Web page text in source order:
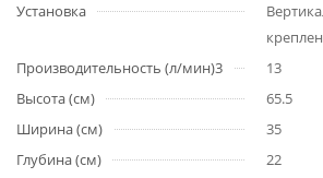
Установка
Производительность (л/мин)3
13
Высота (см)
65.5
Ширина (см)
35
Глубина (см)
22